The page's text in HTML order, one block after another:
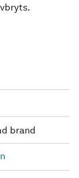
brand